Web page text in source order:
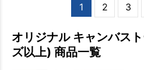
1 2 3
オリジナル キャンバス
ズ以上) 商品一覧